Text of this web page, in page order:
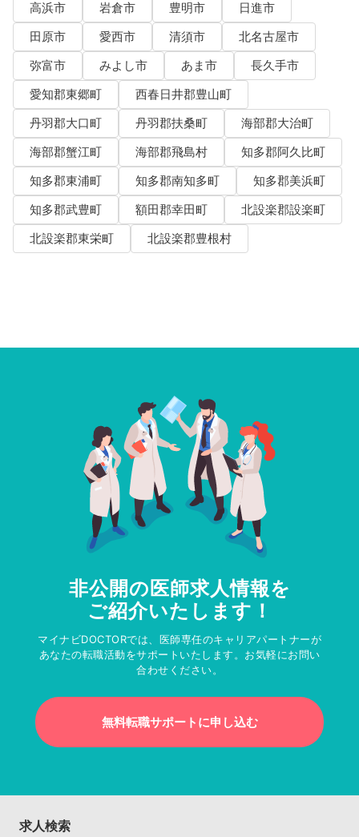
高浜市
岩倉市 豊明市
日進市
田原市
愛西市 清須市
北名古屋市
弥富市
みよし市 あま市
長久手市
愛知郡東郷町
西春日井郡豊山町
丹羽郡大口町
丹羽郡扶桑町
海部郡大治町
海部郡蟹江町
海部郡飛島村
知多郡阿久比町
知多郡東浦町
知多郡南知多町
知多郡美浜町
知多郡武豊町
額田郡幸田町
北設楽郡設楽町
北設楽郡東栄町
北設楽郡豊根村
非公開の医師求人情報を
ご紹介いたします！
マイナビDOCTORでは、医師専任のキャリアパートナーが
あなたの転職活動をサポートいたします。お気軽にお問い
合わせください。
無料転職サポートに申し込む
求人検索